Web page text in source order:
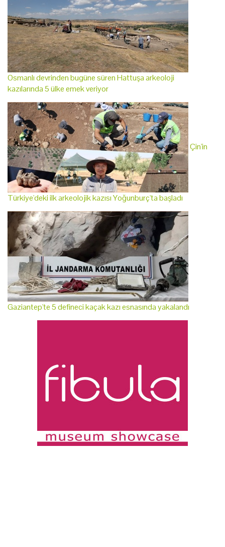
Osmanlı devrinden bugüne süren Hattuşa arkeoloji
kazılarında 5 ülke emek veriyor
Çin'in
Türkiye'deki ilk arkeolojik kazısı Yoğunburç'ta başladı
Gaziantep'te 5 defineci kaçak kazı esnasında yakalandı